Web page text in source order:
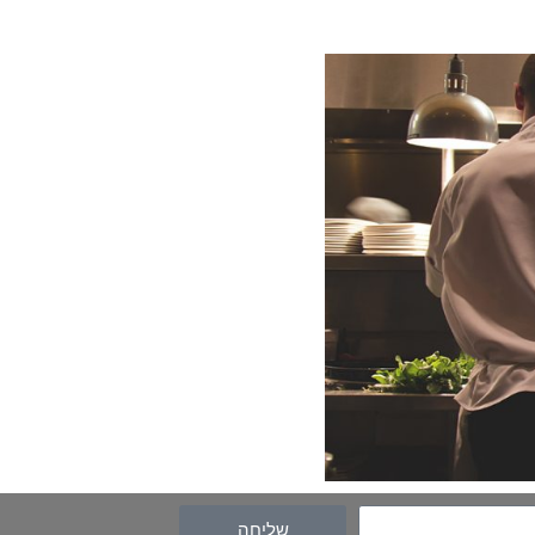
שליחה